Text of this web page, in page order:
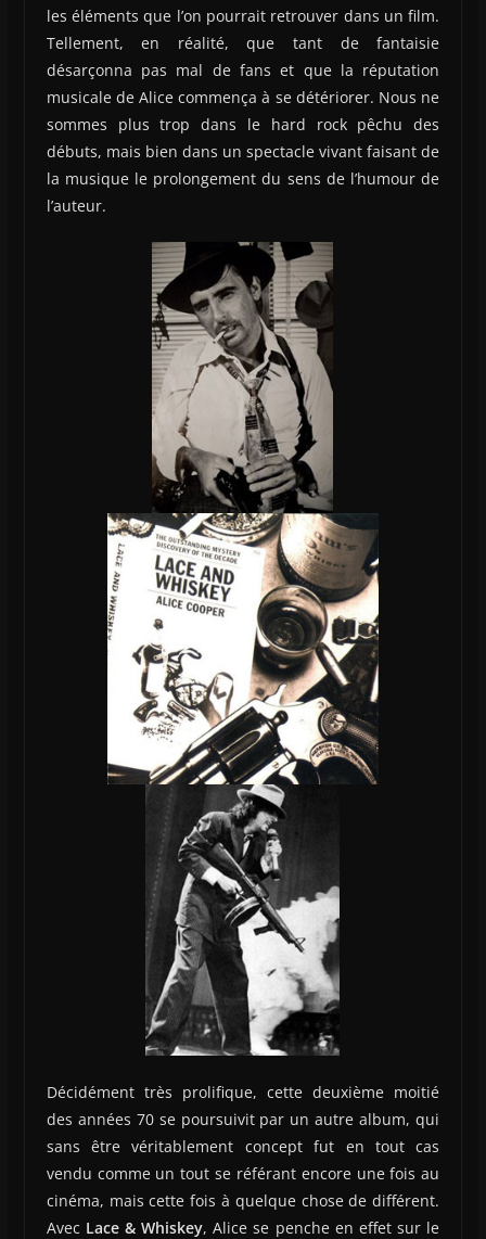
les éléments que l’on pourrait retrouver dans un film.
Tellement, en réalité, que tant de fantaisie
désarçonna pas mal de fans et que la réputation
musicale de Alice commença à se détériorer. Nous ne
sommes plus trop dans le hard rock pêchu des
débuts, mais bien dans un spectacle vivant faisant de
la musique le prolongement du sens de l’humour de
l’auteur.
Décidément très prolifique, cette deuxième moitié
des années 70 se poursuivit par un autre album, qui
sans être véritablement concept fut en tout cas
vendu comme un tout se référant encore une fois au
cinéma, mais cette fois à quelque chose de différent.
Avec Lace & Whiskey, Alice se penche en effet sur le